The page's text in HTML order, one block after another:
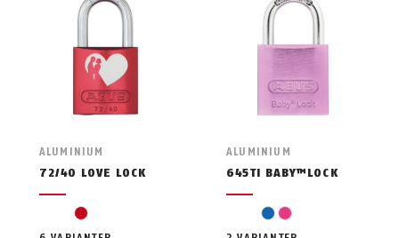
ALUMINIUM
72/40 LOVE LOCK
rød
ALUMINIUM
645TI BABY™LOCK
blåpink